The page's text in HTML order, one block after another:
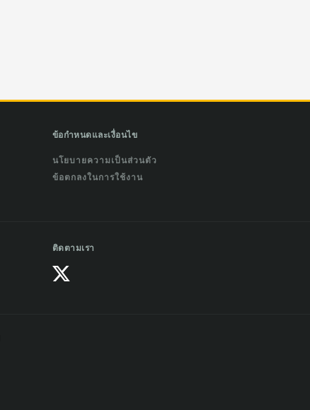
ข้อกำหนดและเงื่อนไข
นโยบายความเป็นส่วนตัว
ข้อตกลงในการใช้งาน
ติดตามเรา